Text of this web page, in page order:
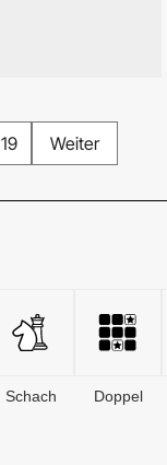
19 Weiter
Schach Doppel